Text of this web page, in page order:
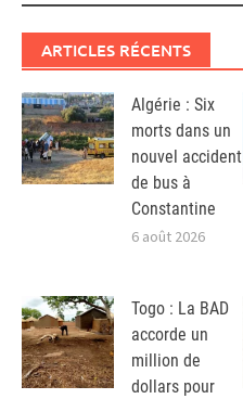
ARTICLES RÉCENTS
Algérie : Six
morts dans un
nouvel accident
de bus à
Constantine
6 août 2026
Togo : La BAD
accorde un
million de
dollars pour